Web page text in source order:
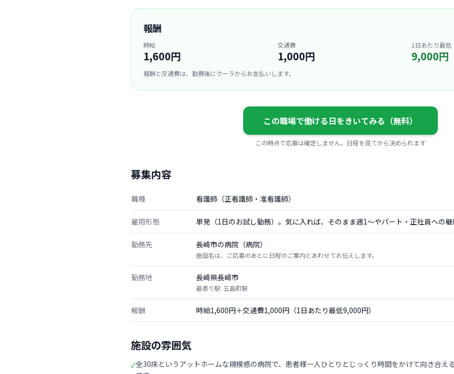
報酬
時給
1,600円
交通費
1,000円
1日あたり最低
9,000円
報酬と交通費は、勤務後にクーラからお支払いします。
この職場で働ける日をきいてみる（無料）
この時点で応募は確定しません。日程を見てから決められます
募集内容
職種 看護師（正看護師・准看護師）
雇用形態 単発（1日のお試し勤務）。気に入れば、そのまま週1〜やパート・正社員への継
勤務先 長崎市の病院（病院）
施設名は、ご応募のあとに日程のご案内とあわせてお伝えします。
勤務地 長崎県長崎市
最寄り駅: 五島町駅
報酬 時給1,600円＋交通費1,000円（1日あたり最低9,000円）
施設の雰囲気
✓全30床というアットホームな規模感の病院で、患者様一人ひとりとじっくり時間をかけて向き合え